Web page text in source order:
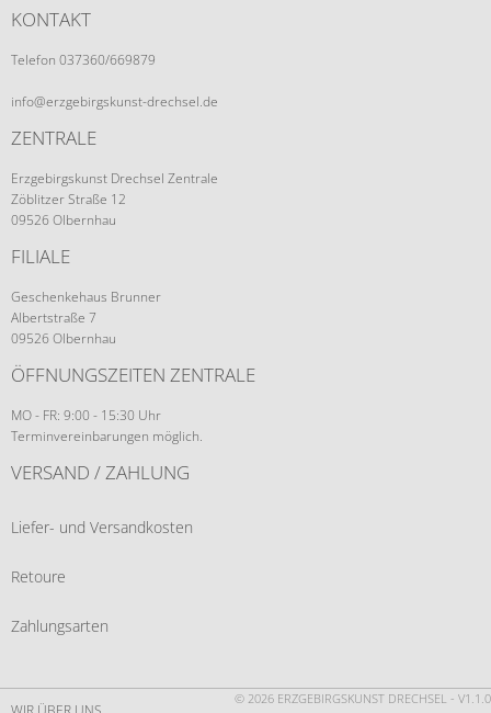
KONTAKT
Telefon 037360/669879
info@erzgebirgskunst-drechsel.de
ZENTRALE
Erzgebirgskunst Drechsel Zentrale
Zöblitzer Straße 12
09526 Olbernhau
FILIALE
Geschenkehaus Brunner
Albertstraße 7
09526 Olbernhau
ÖFFNUNGSZEITEN ZENTRALE
MO - FR: 9:00 - 15:30 Uhr
Terminvereinbarungen möglich.
VERSAND / ZAHLUNG
Liefer- und Versandkosten
Retoure
Zahlungsarten
© 2026 ERZGEBIRGSKUNST DRECHSEL - V1.1.0